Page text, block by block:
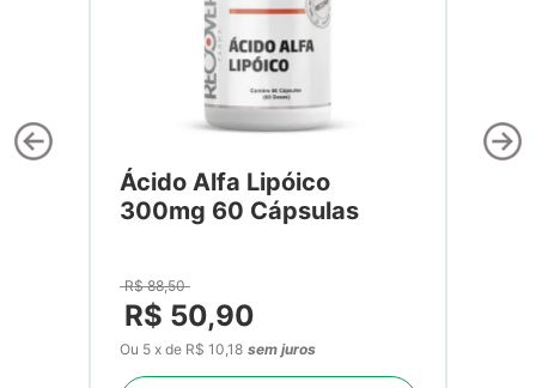
Ácido Alfa Lipóico
300mg 60 Cápsulas
R$ 88,50
R$ 50,90
Ou 5 xde R$ 10,18 sem juros